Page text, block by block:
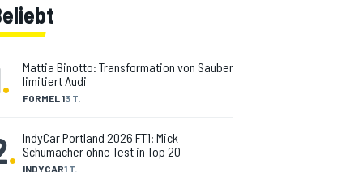
. FORMEL 13 T.
Mattia Binotto: Transformation von Sauber
limitiert Audi
. INDYCAR1 T.
IndyCar Portland 2026 FT1: Mick
Schumacher ohne Test in Top 20